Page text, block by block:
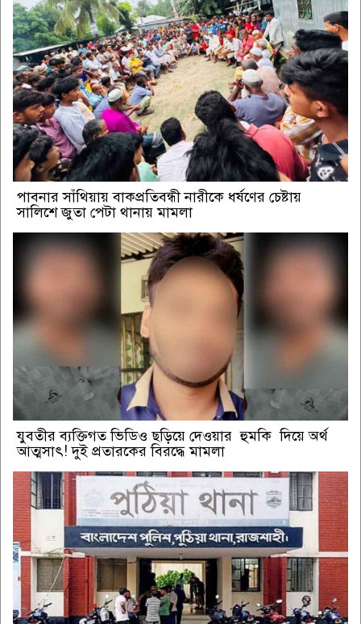
পাবনার সাঁথিয়ায় বাকপ্রতিবন্ধী নারীকে ধর্ষণের চেষ্টায়
সালিশে জুতা পেটা থানায় মামলা
যুবতীর ব্যক্তিগত ভিডিও ছড়িয়ে দেওয়ার হুমকি দিয়ে অর্থ
আত্মসাৎ! দুই প্রতারকের বিরদ্ধে মামলা